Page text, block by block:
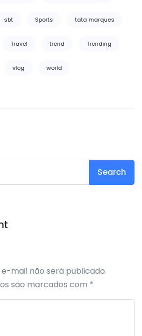
sbt Sports tata marques
Travel trend Trending
vlog world
mail não será publicado.
são marcados com *